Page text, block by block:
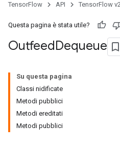
TensorFlow API TensorFlow
Questa pagina è stata utile?
OutfeedDequeue
Su questa pagina
Classi nidificate
Metodi pubblici
Metodi ereditati
Metodi pubblici